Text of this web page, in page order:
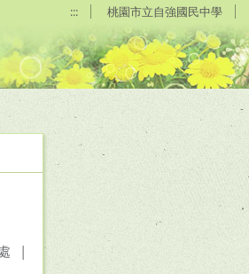
::: 桃園市立自強國民中學
|